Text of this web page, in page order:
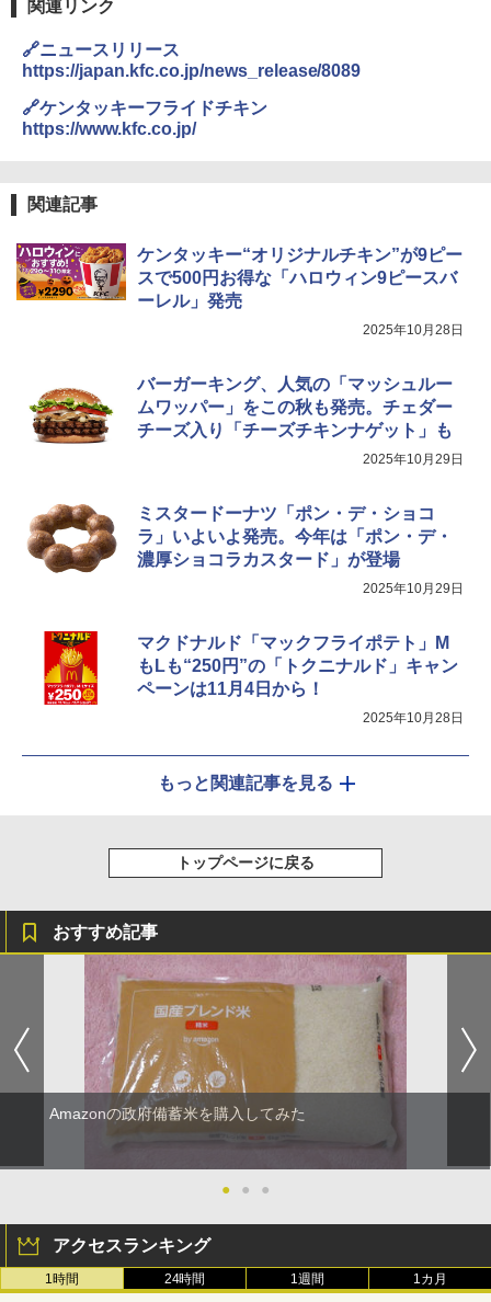
関連リンク
🔗ニュースリリース
https://japan.kfc.co.jp/news_release/8089
🔗ケンタッキーフライドチキン
https://www.kfc.co.jp/
関連記事
ケンタッキー“オリジナルチキン”が9ピー
スで500円お得な「ハロウィン9ピースバ
ーレル」発売
2025年10月28日
バーガーキング、人気の「マッシュルー
ムワッパー」をこの秋も発売。チェダー
チーズ入り「チーズチキンナゲット」も
2025年10月29日
ミスタードーナツ「ポン・デ・ショコ
ラ」いよいよ発売。今年は「ポン・デ・
濃厚ショコラカスタード」が登場
2025年10月29日
マクドナルド「マックフライポテト」M
もLも“250円”の「トクニナルド」キャン
ペーンは11月4日から！
2025年10月28日
もっと関連記事を見る
トップページに戻る
おすすめ記事
Amazonの政府備蓄米を購入してみた
● ● ●
アクセスランキング
1時間 24時間 1週間 1カ月